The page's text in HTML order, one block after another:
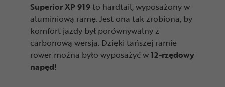
Superior XP 919to hardtail, wyposażony w
aluminiową ramę. Jest ona tak zrobiona, by
komfort jazdy był porównywalny z
carbonową wersją. Dzięki tańszej ramie
rower można było wyposażyć w12-rzędowy
napęd!